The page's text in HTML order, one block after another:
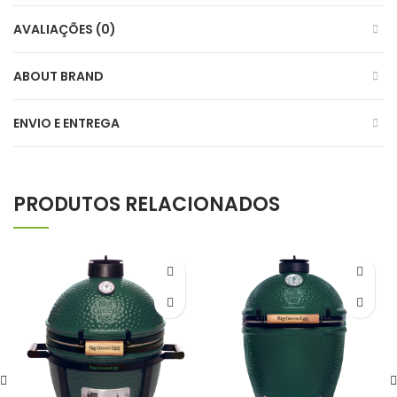
AVALIAÇÕES (0)
ABOUT BRAND
ENVIO E ENTREGA
PRODUTOS RELACIONADOS